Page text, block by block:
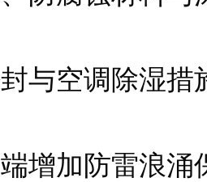
与空调除湿
增加防雷浪